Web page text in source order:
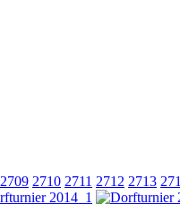
2709 2710 2711 2712 2713